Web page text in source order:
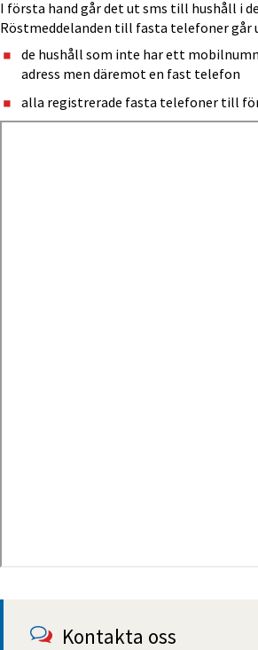
I första hand går det ut sms till hushåll i
Röstmeddelanden till fasta telefoner
de hushåll som inte har ett
adress men däremot en fast telefon
alla registrerade fasta telefoner till
Kontakta oss